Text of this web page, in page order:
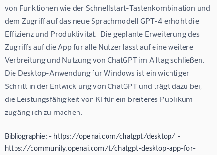
von Funktionen wie der Schnellstart-Tastenkombination und
dem Zugriff auf das neue Sprachmodell GPT-4 erhöht die
Effizienz und Produktivität.  Die geplante Erweiterung des
Zugriffs auf die App für alle Nutzer lässt auf eine weitere
Verbreitung und Nutzung von ChatGPT im Alltag schließen.
Die Desktop-Anwendung für Windows ist ein wichtiger
Schritt in der Entwicklung von ChatGPT und trägt dazu bei,
die Leistungsfähigkeit von KI für ein breiteres Publikum
zugänglich zu machen.
Bibliographie: - https://openai.com/chatgpt/desktop/ -
https://community.openai.com/t/chatgpt-desktop-app-for-